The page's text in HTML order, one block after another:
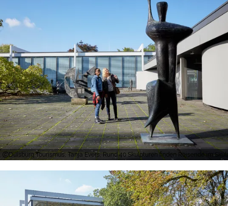
Duisburg Tourismus, Tanja Evers, Rund 40 Skulpturen finden Reisende im